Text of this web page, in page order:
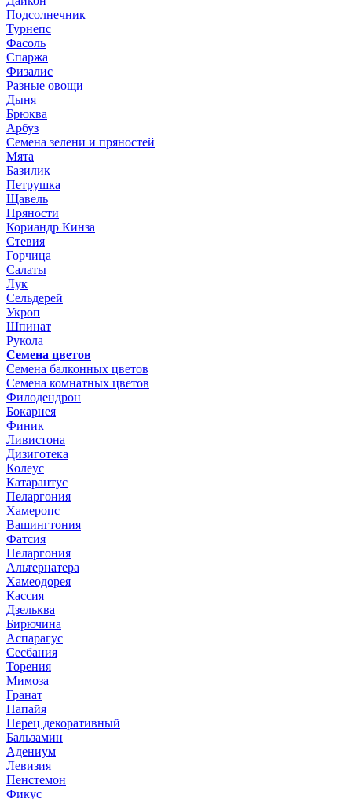
Подсолнечник
Турнепс
Фасоль
Спаржа
Физалис
Разные овощи
Дыня
Брюква
Арбуз
Семена зелени и пряностей
Мята
Базилик
Петрушка
Щавель
Пряности
Кориандр Кинза
Стевия
Горчица
Салаты
Лук
Сельдерей
Укроп
Шпинат
Рукола
Семена цветов
Семена балконных цветов
Семена комнатных цветов
Филодендрон
Бокарнея
Финик
Ливистона
Дизиготека
Колеус
Катарантус
Пеларгония
Хамеропс
Вашингтония
Фатсия
Пеларгония
Альтернатера
Хамеодорея
Кассия
Дзельква
Бирючина
Аспарагус
Сесбания
Торения
Мимоза
Гранат
Папайя
Перец декоративный
Бальзамин
Адениум
Левизия
Пенстемон
Фикус